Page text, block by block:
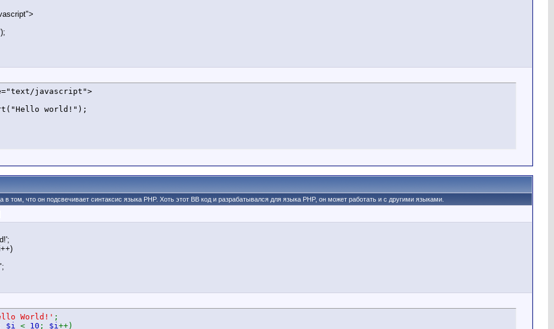
javascript">
том, что он подсвечивает синтаксис языка PHP. Хоть этот BB код и разрабатывался для языка PHP, он может работать и с другими языками.
World!' ;
$i < 10 ; $i++)